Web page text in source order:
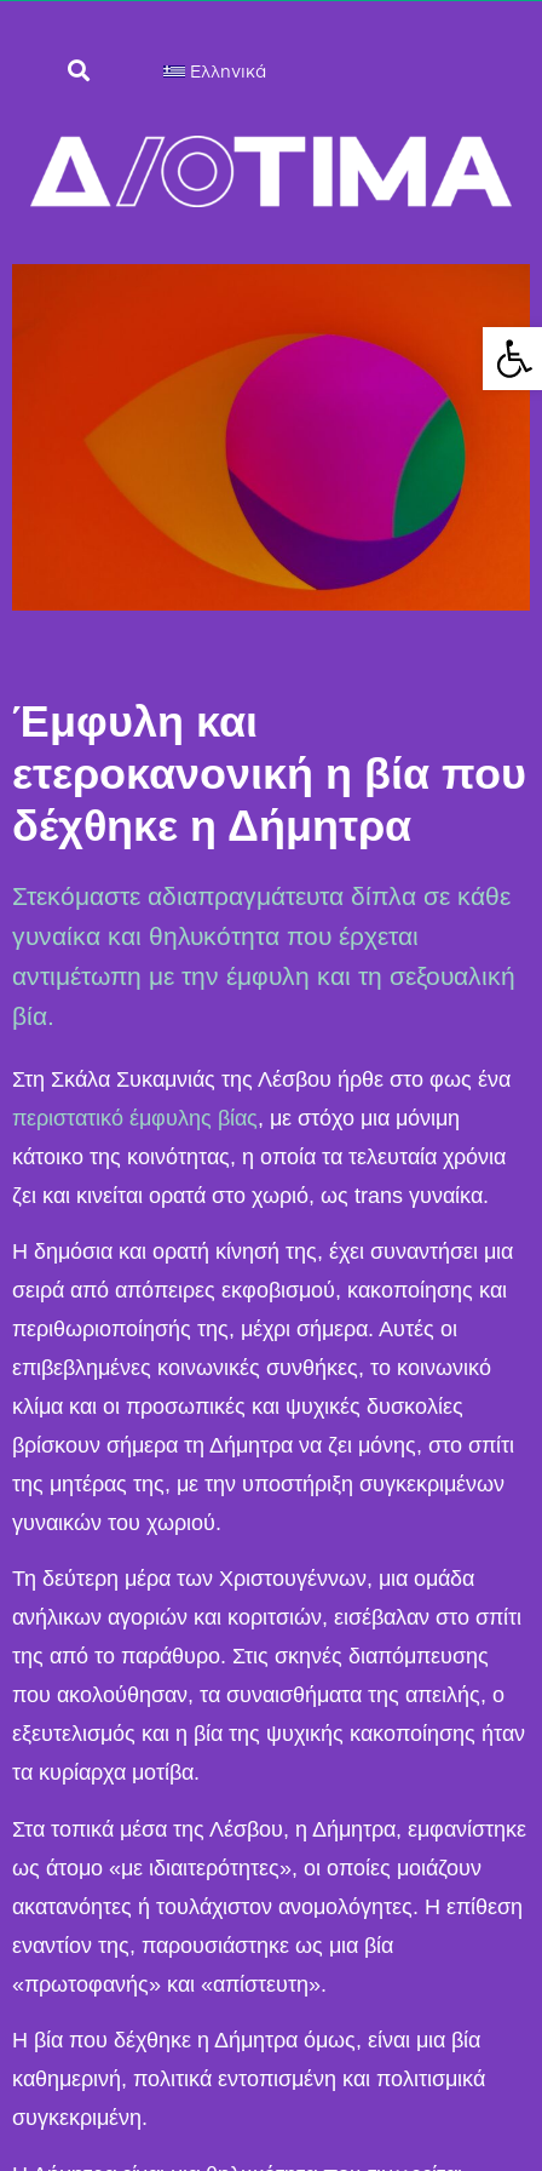
Ελληνικά
Έμφυλη και
ετεροκανονική η βία που
δέχθηκε η Δήμητρα
Στεκόμαστε αδιαπραγμάτευτα δίπλα σε κάθε
γυναίκα και θηλυκότητα που έρχεται
αντιμέτωπη με την έμφυλη και τη σεξουαλική
βία.
Στη Σκάλα Συκαμνιάς της Λέσβου ήρθε στο φως ένα
περιστατικό έμφυλης βίας, με στόχο μια μόνιμη
κάτοικο της κοινότητας, η οποία τα τελευταία χρόνια
ζει και κινείται ορατά στο χωριό, ως trans γυναίκα.
Η δημόσια και ορατή κίνησή της, έχει συναντήσει μια
σειρά από απόπειρες εκφοβισμού, κακοποίησης και
περιθωριοποίησής της, μέχρι σήμερα. Αυτές οι
επιβεβλημένες κοινωνικές συνθήκες, το κοινωνικό
κλίμα και οι προσωπικές και ψυχικές δυσκολίες
βρίσκουν σήμερα τη Δήμητρα να ζει μόνης, στο σπίτι
της μητέρας της, με την υποστήριξη συγκεκριμένων
γυναικών του χωριού.
Τη δεύτερη μέρα των Χριστουγέννων, μια ομάδα
ανήλικων αγοριών και κοριτσιών, εισέβαλαν στο σπίτι
της από το παράθυρο. Στις σκηνές διαπόμπευσης
που ακολούθησαν, τα συναισθήματα της απειλής, o
εξευτελισμός και η βία της ψυχικής κακοποίησης ήταν
τα κυρίαρχα μοτίβα.
Στα τοπικά μέσα της Λέσβου, η Δήμητρα, εμφανίστηκε
ως άτομο «με ιδιαιτερότητες», οι οποίες μοιάζουν
ακατανόητες ή τουλάχιστον ανομολόγητες. Η επίθεση
εναντίον της, παρουσιάστηκε ως μια βία
«πρωτοφανής» και «απίστευτη».
Η βία που δέχθηκε η Δήμητρα όμως, είναι μια βία
καθημερινή, πολιτικά εντοπισμένη και πολιτισμικά
συγκεκριμένη.